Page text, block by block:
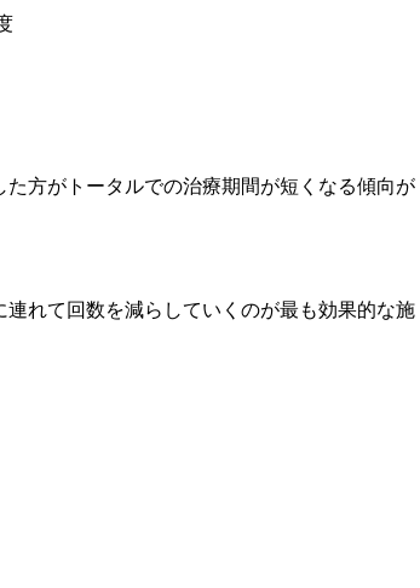
方がトータルでの治療期間が短くなる傾向が
れて回数を減らしていくのが最も効果的な施